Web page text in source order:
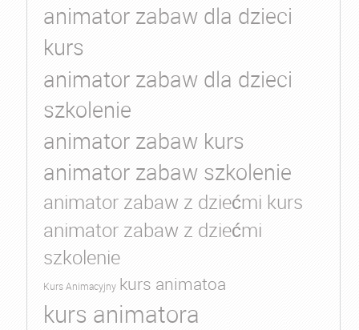
animator zabaw dla dzieci
kurs
animator zabaw dla dzieci
szkolenie
animator zabaw kurs
animator zabaw szkolenie
animator zabaw z dziećmi kurs
animator zabaw z dziećmi
szkolenie
Kurs Animacyjny kurs animatoa
kurs animatora